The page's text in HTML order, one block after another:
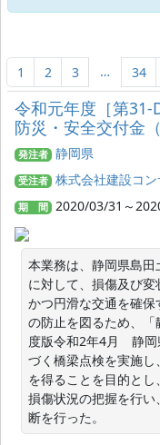
1 2 3 … 34
令和元年度［第31-
防災・安全交付金
発注者 静岡県
受注者 株式会社建設コ
期 間 2020/03/31～
本業務は、静岡県島
に対して、損傷及び
かつ円滑な交通を確
の防止を図るため、
度版令和2年4月　静
づく橋梁点検を実施
を得ることを目的と
損傷状況の把握を行
断を行った。